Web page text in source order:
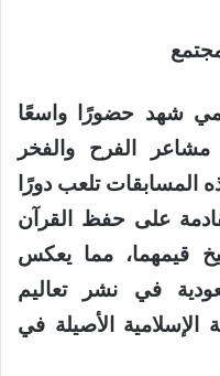
شهد حضورًا واسعًا
الفرح والفخر
المسابقات تلعب دورًا
على حفظ القرآن
قيمهما، مما يعكس
في نشر تعاليم
الإسلامية الأصيلة في